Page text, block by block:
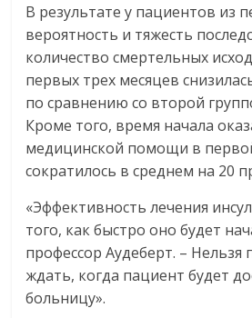
В результате у пациентов из
вероятность и тяжесть
количество смертельных
первых трех месяцев
по сравнению со второй
Кроме того, время начала
медицинской помощи в
сократилось в среднем на 20
«Эффективность лечения
того, как быстро оно будет
профессор Аудеберт. – Нельзя
ждать, когда пациент будет
больницу».